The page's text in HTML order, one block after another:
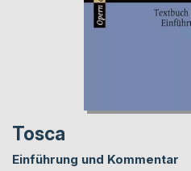
Tosca
Einführung und Kommentar